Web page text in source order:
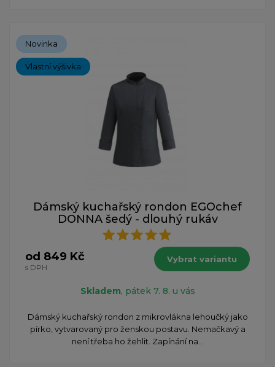
Novinka
Vlastní výšivka
Dámský kuchařský rondon EGOchef
DONNA šedý - dlouhý rukáv
od 849 Kč
s DPH
Vybrat variantu
Skladem, pátek 7. 8. u vás
Dámský kuchařský rondon z mikrovlákna lehoučký jako
pírko, vytvarovaný pro ženskou postavu. Nemačkavý a
není třeba ho žehlit. Zapínání na...